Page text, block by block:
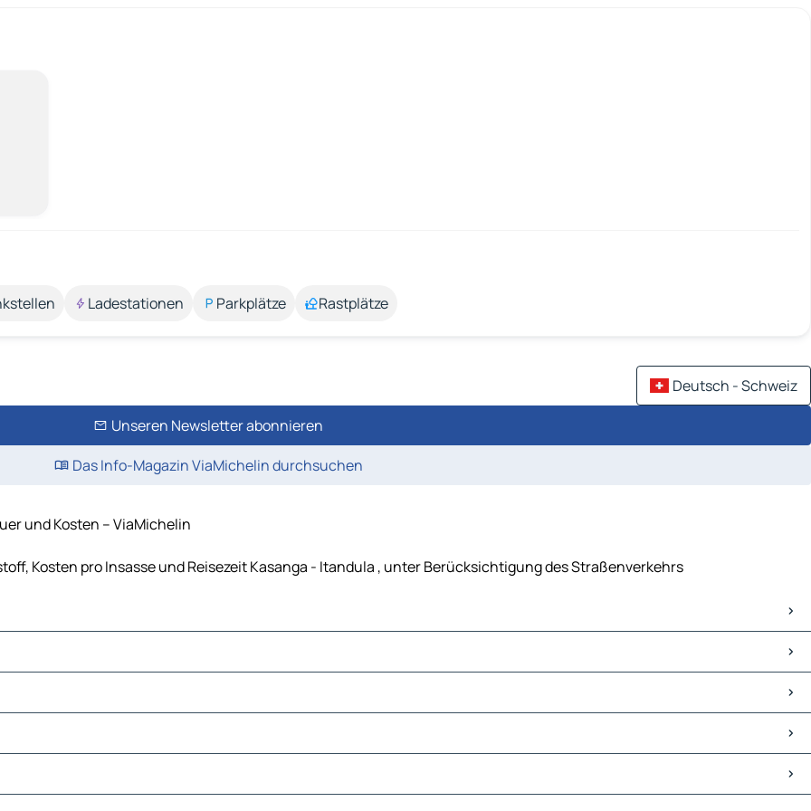
Ladestationen Parkplätze Rastplätze
Deutsch - Schweiz
Unseren Newsletter abonnieren
Das Info-Magazin ViaMichelin durchsuchen
und Kosten – ViaMichelin
Kosten pro Insasse und Reisezeit Kasanga - Itandula , unter Berücksichtigung des Straßenverkehrs